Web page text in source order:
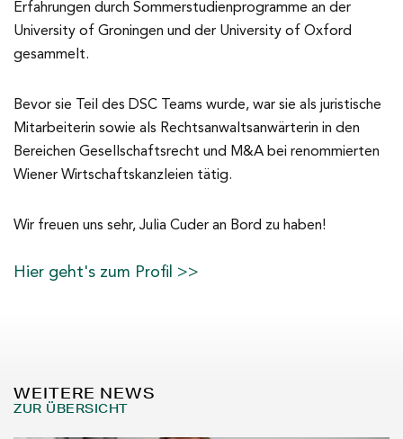
Erfahrungen durch Sommerstudienprogramme an der
University of Groningen und der University of Oxford
gesammelt.
Bevor sie Teil des DSC Teams wurde, war sie als juristische
Mitarbeiterin sowie als Rechtsanwaltsanwärterin in den
Bereichen Gesellschaftsrecht und M&A bei renommierten
Wiener Wirtschaftskanzleien tätig.
Wir freuen uns sehr, Julia Cuder an Bord zu haben!
Hier geht's zum Profil >>
WEITERE NEWS
ZUR ÜBERSICHT